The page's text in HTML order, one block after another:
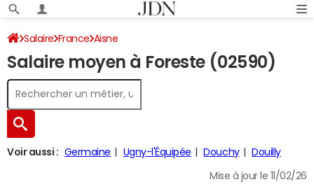
Salaire France Aisne
Salaire moyen à Foreste (02590)
Voir aussi : Germaine Ugny-l'Équipée Douchy Douilly
Mise à jour le 11/02/26